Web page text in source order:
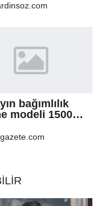
bağımlılık
modeli 1500
dokundu